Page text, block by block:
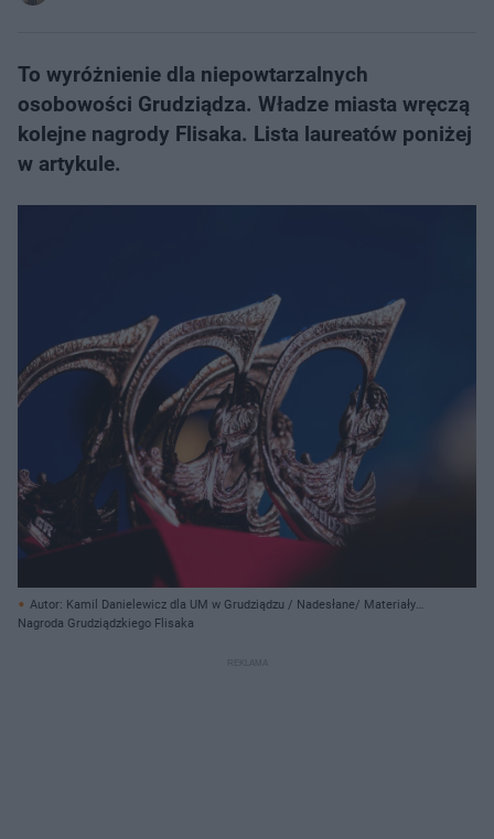
To wyróżnienie dla niepowtarzalnych
osobowości Grudziądza. Władze miasta wręczą
kolejne nagrody Flisaka. Lista laureatów poniżej
w artykule.
Autor: Kamil Danielewicz dla UM w Grudziądzu / Nadesłane/ Materiały
prasowe
Nagroda Grudziądzkiego Flisaka